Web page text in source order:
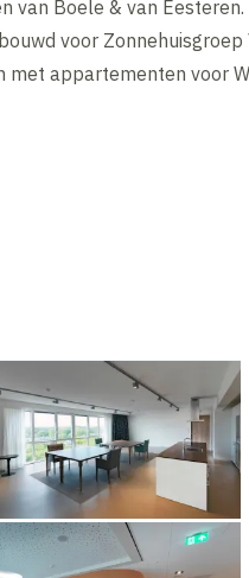
van Boele & van
voor Zonnehuisgroep
met appartementen voor